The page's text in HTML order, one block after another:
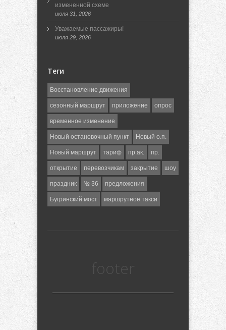
измененной схеме
июля 31, 2026
Уважаемые пассажиры!
июля 29, 2026
Теги
Восстановление движения
сезонный маршрут приложение опрос
временное изменение
Новый остановочный пункт Новый о.п.
Новый маршрут тариф пр.ак. пр.
открытие перевозчикам закрытие шоу
праздник № 36 предложения
Бугринский мост маршрутное такси
footer